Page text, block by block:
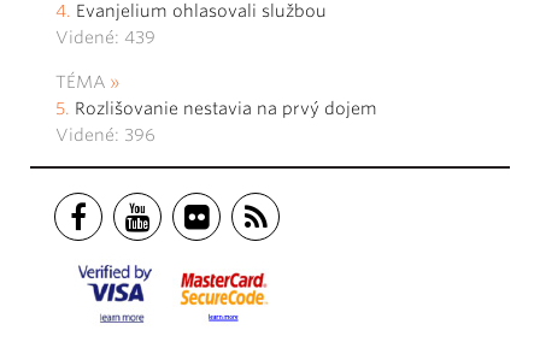
Evanjelium ohlasovali službou
Videné: 439
TÉMA
Rozlišovanie nestavia na prvý dojem
Videné: 396